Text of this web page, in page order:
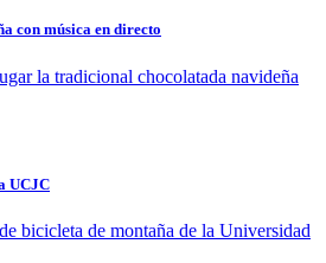
con música en directo
la tradicional chocolatada navideña
UCJC
bicicleta de montaña de la Universidad